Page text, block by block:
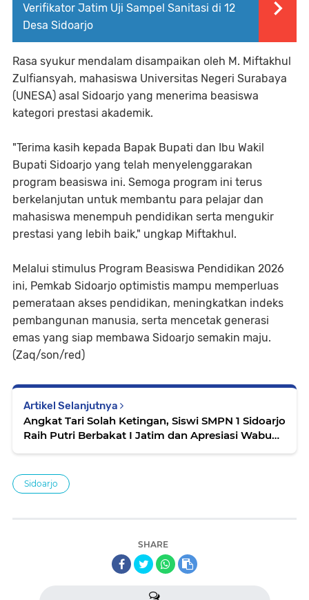
Verifikator Jatim Uji Sampel Sanitasi di 12
Desa Sidoarjo
Rasa syukur mendalam disampaikan oleh M. Miftakhul
Zulfiansyah, mahasiswa Universitas Negeri Surabaya
(UNESA) asal Sidoarjo yang menerima beasiswa
kategori prestasi akademik.
"Terima kasih kepada Bapak Bupati dan Ibu Wakil
Bupati Sidoarjo yang telah menyelenggarakan
program beasiswa ini. Semoga program ini terus
berkelanjutan untuk membantu para pelajar dan
mahasiswa menempuh pendidikan serta mengukir
prestasi yang lebih baik," ungkap Miftakhul.
Melalui stimulus Program Beasiswa Pendidikan 2026
ini, Pemkab Sidoarjo optimistis mampu memperluas
pemerataan akses pendidikan, meningkatkan indeks
pembangunan manusia, serta mencetak generasi
emas yang siap membawa Sidoarjo semakin maju.
(Zaq/son/red)
Artikel Selanjutnya
Angkat Tari Solah Ketingan, Siswi SMPN 1 Sidoarjo
Raih Putri Berbakat I Jatim dan Apresiasi Wabup
Sidoarjo
SHARE